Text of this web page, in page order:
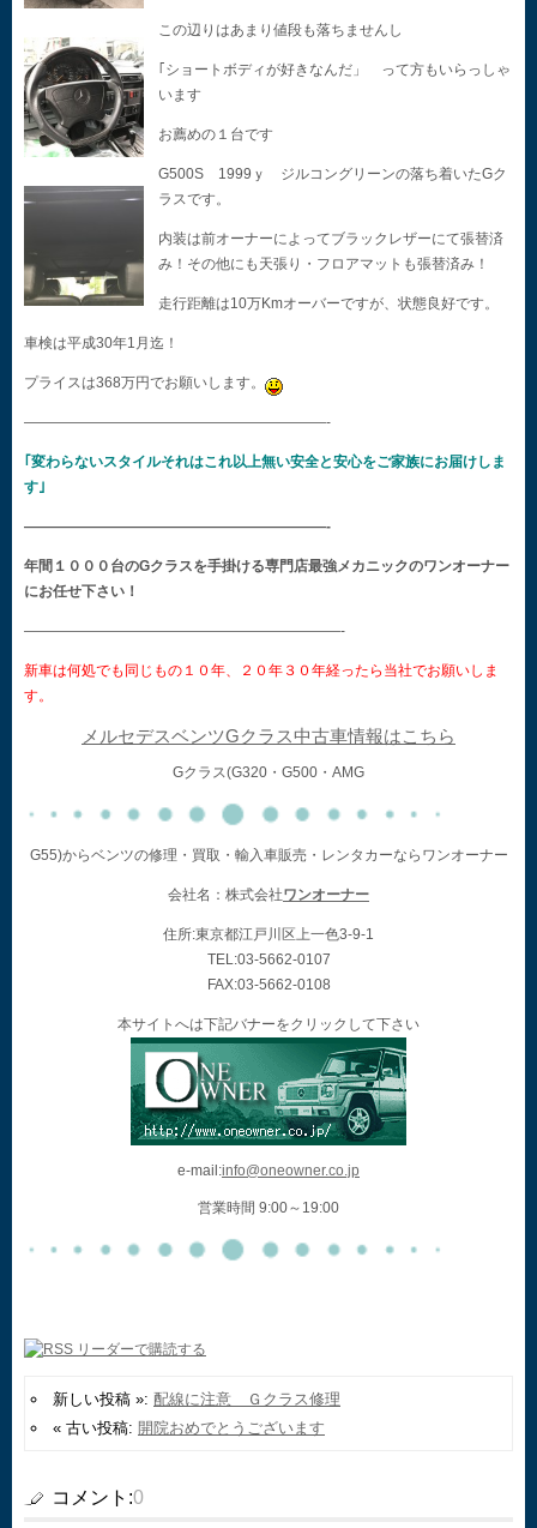
この辺りはあまり値段も落ちませんし
｢ショートボディが好きなんだ」 って方もいらっしゃ
います
お薦めの１台です
G500S 1999ｙ ジルコングリーンの落ち着いたGク
ラスです。
内装は前オーナーによってブラックレザーにて張替済
み！その他にも天張り・フロアマットも張替済み！
走行距離は10万Kmオーバーですが、状態良好です。
車検は平成30年1月迄！
プライスは368万円でお願いします。
—————————————————————-
｢変わらないスタイルそれはこれ以上無い安全と安心をご家族にお届けしま
す｣
—————————————————————-
年間１０００台のGクラスを手掛ける専門店最強メカニックのワンオーナー
にお任せ下さい！
——————————————————————-
新車は何処でも同じもの１０年、２０年３０年経ったら当社でお願いしま
す。
メルセデスベンツGクラス中古車情報はこちら
Gクラス(G320・G500・AMG
G55)からベンツの修理・買取・輸入車販売・レンタカーならワンオーナー
会社名：株式会社ワンオーナー
住所:東京都江戸川区上一色3-9-1
TEL:03-5662-0107
FAX:03-5662-0108
本サイトへは下記バナーをクリックして下さい
e-mail:info@oneowner.co.jp
営業時間 9:00～19:00
新しい投稿 »: 配線に注意 Ｇクラス修理
« 古い投稿: 開院おめでとうございます
コメント:0